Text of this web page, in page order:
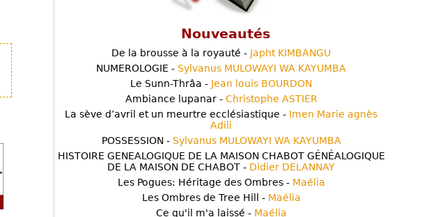
Nouveautés
De la brousse à la royauté - Japht KIMBANGU
NUMEROLOGIE - Sylvanus MULOWAYI WA KAYUMBA
Le Sunn-Thrâa - Jean louis BOURDON
Ambiance lupanar - Christophe ASTIER
La sève d’avril et un meurtre ecclésiastique - Imen Marie agnès
Adili
POSSESSION - Sylvanus MULOWAYI WA KAYUMBA
HISTOIRE GENEALOGIQUE DE LA MAISON CHABOT GÉNÉALOGIQUE
DE LA MAISON DE CHABOT - Didier DELANNAY
Les Pogues: Héritage des Ombres - Maélia
Les Ombres de Tree Hill - Maélia
Ce qu'il m'a laissé - Maélia